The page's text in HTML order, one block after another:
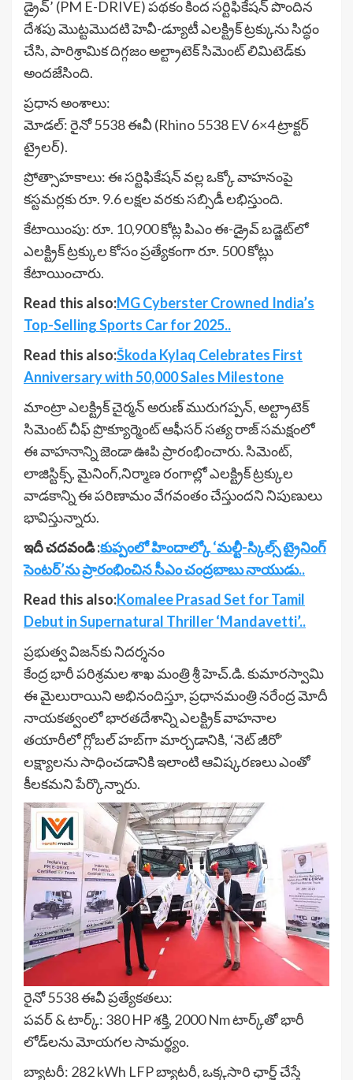
డ్రైవ్’ (PM E-DRIVE) పథకం కింద సర్టిఫికేషన్ పొందిన
దేశపు మొట్టమొదటి హెవీ-డ్యూటీ ఎలక్ట్రిక్ ట్రక్కును సిద్ధం
చేసి, పారిశ్రామిక దిగ్గజం అల్ట్రాటెక్ సిమెంట్ లిమిటెడ్‌కు
అందజేసింది.
ప్రధాన అంశాలు:
మోడల్: రైనో 5538 ఈవీ (Rhino 5538 EV 6×4 ట్రాక్టర్
ట్రైలర్).
ప్రోత్సాహకాలు: ఈ సర్టిఫికేషన్ వల్ల ఒక్కో వాహనంపై
కస్టమర్లకు రూ. 9.6 లక్షల వరకు సబ్సిడీ లభిస్తుంది.
కేటాయింపు: రూ. 10,900 కోట్ల పిఎం ఈ-డ్రైవ్ బడ్జెట్‌లో
ఎలక్ట్రిక్ ట్రక్కుల కోసం ప్రత్యేకంగా రూ. 500 కోట్లు
కేటాయించారు.
Read this also:MG Cyberster Crowned India’s
Top-Selling Sports Car for 2025..
Read this also:Škoda Kylaq Celebrates First
Anniversary with 50,000 Sales Milestone
మాంట్రా ఎలక్ట్రిక్ చైర్మన్ అరుణ్ మురుగప్పన్, అల్ట్రాటెక్
సిమెంట్ చీఫ్ ప్రొక్యూర్మెంట్ ఆఫీసర్ సత్య రాజ్ సమక్షంలో
ఈ వాహనాన్ని జెండా ఊపి ప్రారంభించారు. సిమెంట్,
లాజిస్టిక్స్, మైనింగ్,నిర్మాణ రంగాల్లో ఎలక్ట్రిక్ ట్రక్కుల
వాడకాన్ని ఈ పరిణామం వేగవంతం చేస్తుందని నిపుణులు
భావిస్తున్నారు.
ఇదీ చదవండి :కుప్పంలో హిందాల్కో ‘మల్టీ-స్కిల్స్ ట్రైనింగ్
సెంటర్’ను ప్రారంభించిన సీఎం చంద్రబాబు నాయుడు..
Read this also:Komalee Prasad Set for Tamil
Debut in Supernatural Thriller ‘Mandavetti’..
ప్రభుత్వ విజన్‌కు నిదర్శనం
కేంద్ర భారీ పరిశ్రమల శాఖ మంత్రి శ్రీ హెచ్.డి. కుమారస్వామి
ఈ మైలురాయిని అభినందిస్తూ, ప్రధానమంత్రి నరేంద్ర మోదీ
నాయకత్వంలో భారతదేశాన్ని ఎలక్ట్రిక్ వాహనాల
తయారీలో గ్లోబల్ హబ్‌గా మార్చడానికి, ‘నెట్ జీరో’
లక్ష్యాలను సాధించడానికి ఇలాంటి ఆవిష్కరణలు ఎంతో
కీలకమని పేర్కొన్నారు.
రైనో 5538 ఈవీ ప్రత్యేకతలు:
పవర్ & టార్క్: 380 HP శక్తి, 2000 Nm టార్క్‌తో భారీ
లోడ్‌లను మోయగల సామర్థ్యం.
బ్యాటరీ: 282 kWh LFP బ్యాటరీ, ఒక్కసారి ఛార్జ్ చేస్తే